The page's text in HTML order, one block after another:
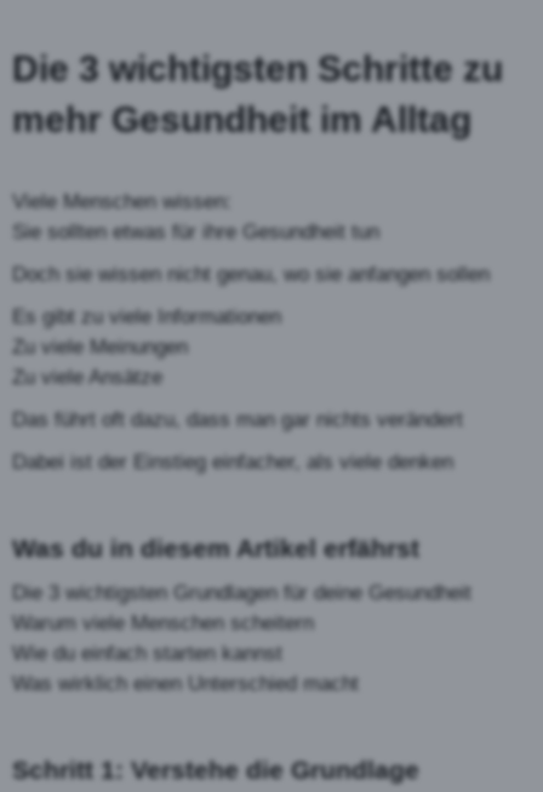
Die 3 wichtigsten Schritte zu
mehr Gesundheit im Alltag
Viele Menschen wissen:
Sie sollten etwas für ihre Gesundheit tun
Doch sie wissen nicht genau, wo sie anfangen sollen
Es gibt zu viele Informationen
Zu viele Meinungen
Zu viele Ansätze
Das führt oft dazu, dass man gar nichts verändert
Dabei ist der Einstieg einfacher, als viele denken
Was du in diesem Artikel erfährst
Die 3 wichtigsten Grundlagen für deine Gesundheit
Warum viele Menschen scheitern
Wie du einfach starten kannst
Was wirklich einen Unterschied macht
Schritt 1: Verstehe die Grundlage